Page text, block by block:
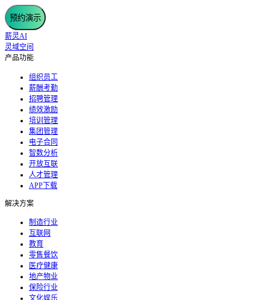
预约演示
薪灵AI
灵域空间
产品功能
组织员工
薪酬考勤
招聘管理
绩效激励
培训管理
集团管理
电子合同
智数分析
开放互联
人才管理
APP下载
解决方案
制造行业
互联网
教育
零售餐饮
医疗健康
地产物业
保险行业